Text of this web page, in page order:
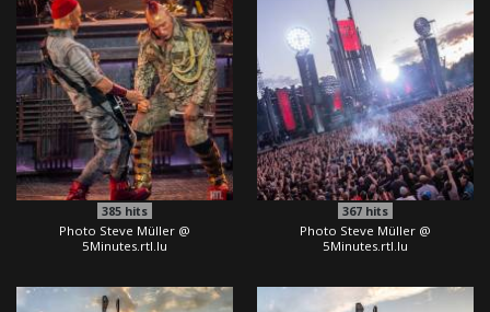
385hits
Photo Steve Müller @
5Minutes.rtl.lu
367 hits
Photo Steve Müller @
5Minutes.rtl.lu